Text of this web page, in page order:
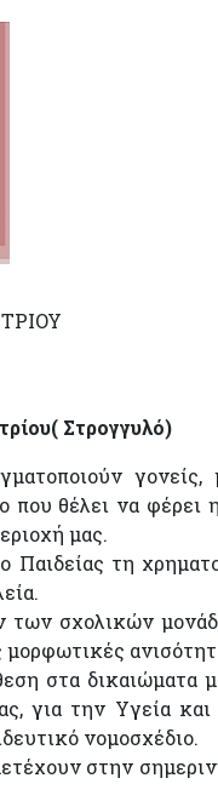
Στρογγυλό)
γονείς,
που θέλει να
μας.
Παιδείας τη
των σχολικών
στα δικαιώματα
για την Υγεία
νομοσχέδιο.
στην